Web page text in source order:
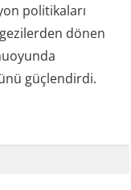
politikaları
dönen
güçlendirdi.